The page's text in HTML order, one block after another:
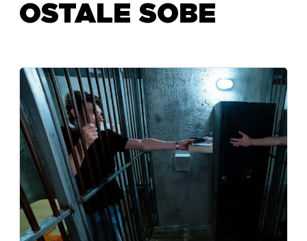
OSTALE SOBE